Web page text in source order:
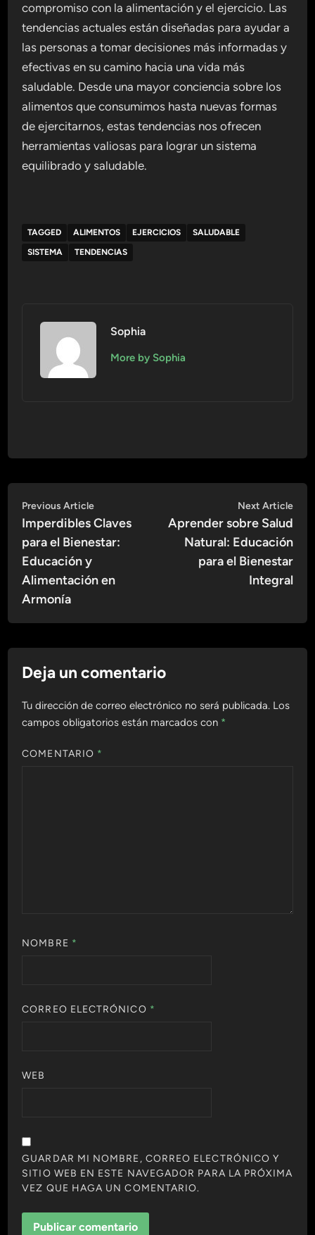
compromiso con la alimentación y el ejercicio. Las
tendencias actuales están diseñadas para ayudar a
las personas a tomar decisiones más informadas y
efectivas en su camino hacia una vida más
saludable. Desde una mayor conciencia sobre los
alimentos que consumimos hasta nuevas formas
de ejercitarnos, estas tendencias nos ofrecen
herramientas valiosas para lograr un sistema
equilibrado y saludable.
TAGGED ALIMENTOS EJERCICIOS
SALUDABLE
SISTEMA
TENDENCIAS
Sophia
More by Sophia
Navegación
de
entradas
Previous ArticlePrevious
article:
Imperdibles Claves
para el Bienestar:
Educación y
Alimentación en
Armonía
Next Article
Aprender sobre Salud
Natural: Educación
para el Bienestar
Integral
Deja un comentario
Tu dirección de correo electrónico no será publicada. Los
campos obligatorios están marcados con *
COMENTARIO *
NOMBRE *
CORREO ELECTRÓNICO *
WEB
GUARDAR MI NOMBRE, CORREO ELECTRÓNICO Y
SITIO WEB EN ESTE NAVEGADOR PARA LA PRÓXIMA
VEZ QUE HAGA UN COMENTARIO.